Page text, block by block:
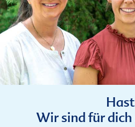
Wir sind für